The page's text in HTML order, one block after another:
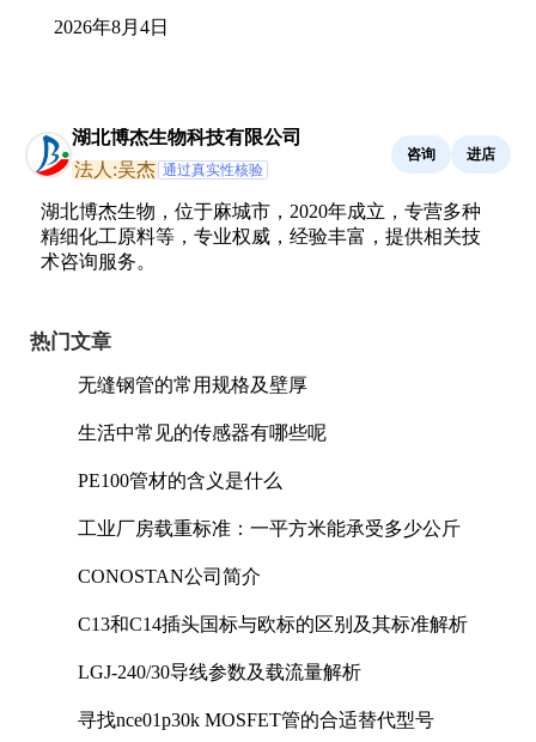
2026年8月4日
湖北博杰生物科技有限公司
法人:吴杰 通过真实性核验
咨询 进店
湖北博杰生物，位于麻城市，2020年成立，专营多种
精细化工原料等，专业权威，经验丰富，提供相关技
术咨询服务。
热门文章
无缝钢管的常用规格及壁厚
生活中常见的传感器有哪些呢
PE100管材的含义是什么
工业厂房载重标准：一平方米能承受多少公斤
CONOSTAN公司简介
C13和C14插头国标与欧标的区别及其标准解析
LGJ-240/30导线参数及载流量解析
寻找nce01p30k MOSFET管的合适替代型号